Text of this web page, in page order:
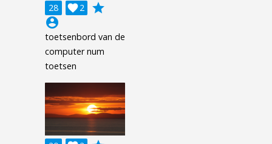
28 2

grade
account_circle
toetsenbord van de
computer num
toetsen